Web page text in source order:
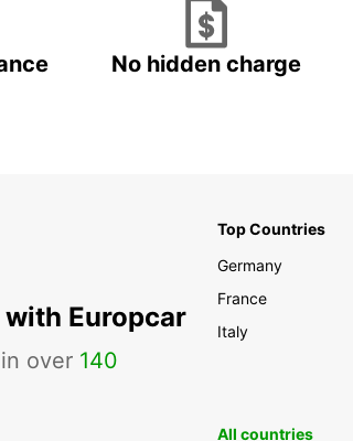
No hidden charge
with Europcar
over 140
Top Countries
Germany
France
Italy
All countries